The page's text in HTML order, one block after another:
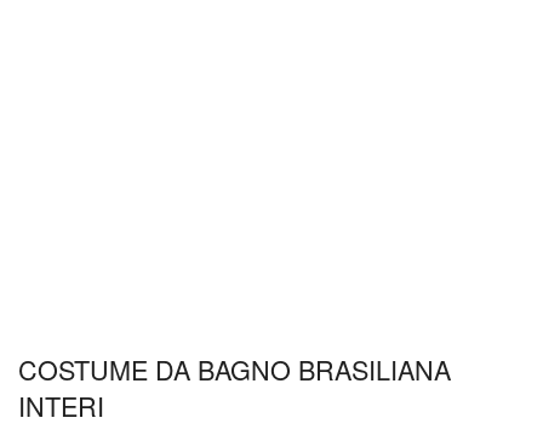
COSTUME DA BAGNO BRASILIANA
INTERI